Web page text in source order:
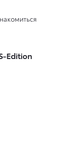
Edition